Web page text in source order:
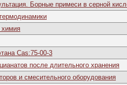
Борные примеси в серной
химия
Cas:75-00-3
после длительного хранения
и смесительного оборудования